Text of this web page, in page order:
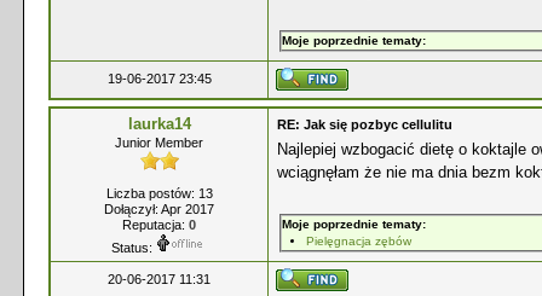
Moje poprzednie tematy:
19-06-2017 23:45
laurka14
Junior Member
Liczba postów: 13
Dołączył: Apr 2017
Reputacja: 0
Status:
RE: Jak się pozbyc cellulitu
Najlepiej wzbogacić dietę o koktajle
wciągnęłam że nie ma dnia bezm
Moje poprzednie tematy:
Pielęgnacja zębów
20-06-2017 11:31